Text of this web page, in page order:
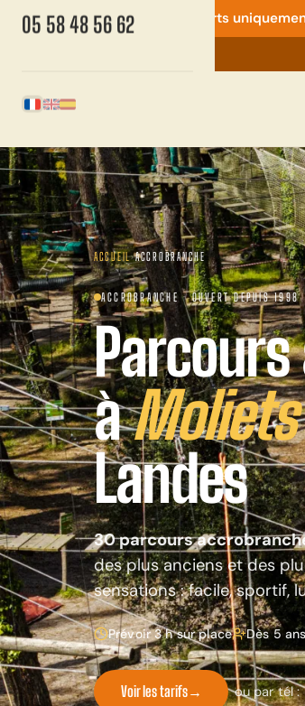
⚠️ Quad & mini-moto : ouverts
05 58 48 56 62
Français
English
Español
ACCUEIL›ACCROBRANCHE
ACCROBRANCHE · OUVERT DEPUIS 1998
àMoliets
Landes
30 parcours
des plus anciens et des
sensations : facile, sportif,
Prévoir 3 h sur place Dès 5 ans
Voir les tarifs→ ou par tél :